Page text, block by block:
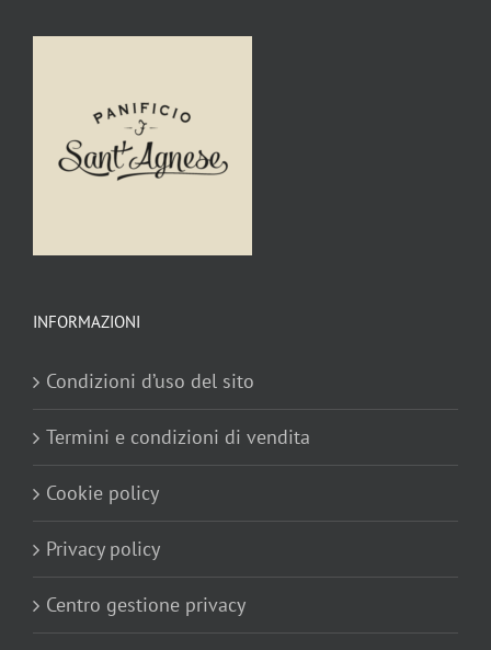
INFORMAZIONI
Condizioni d’uso del sito
Termini e condizioni di vendita
Cookie policy
Privacy policy
Centro gestione privacy